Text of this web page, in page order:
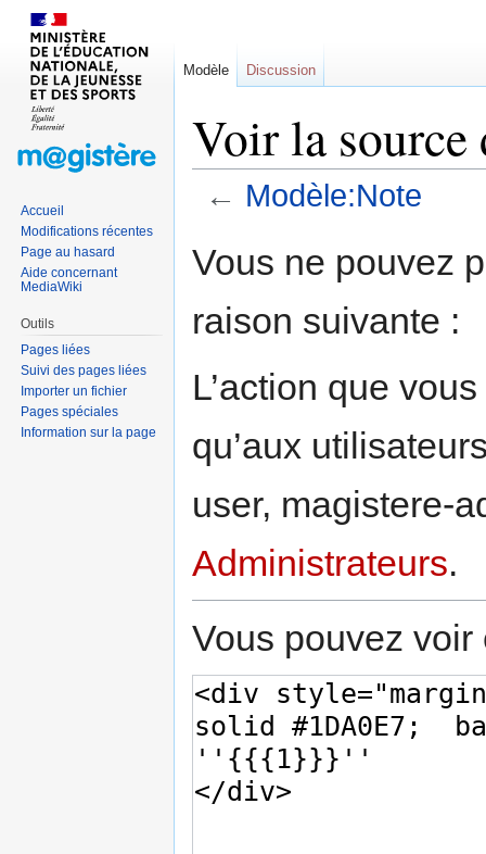
Voir la
← Modèle:Note
à
navigation
à
recherche
Vous ne pouvez
raison suivante :
L’action que
qu’aux
user, magistere-
Administrateurs.
Vous pouvez
Modèle Discussion
Accueil
Modifications récentes
Page au hasard
Aide concernant
MediaWiki
Outils
Pages liées
Suivi des pages liées
Importer un fichier
Pages spéciales
Information sur la page